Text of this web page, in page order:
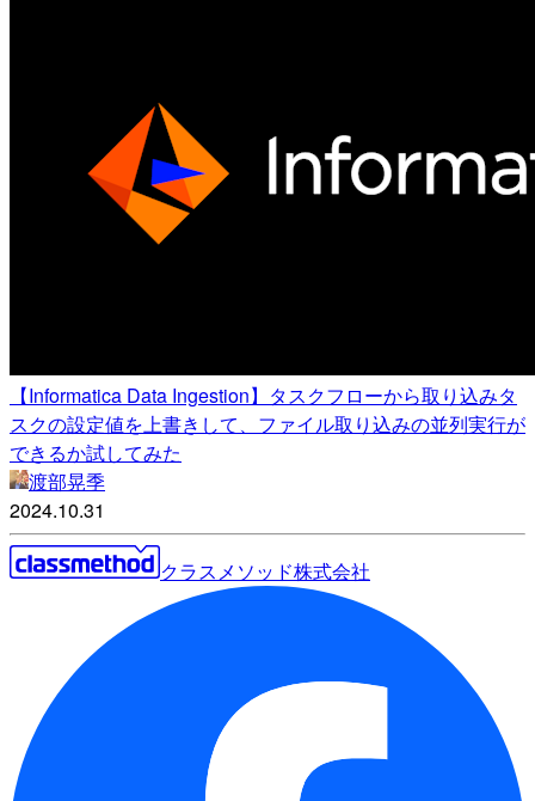
【Informatica Data Ingestion】タスクフローから取り込みタ
スクの設定値を上書きして、ファイル取り込みの並列実行が
できるか試してみた
渡部晃季
2024.10.31
クラスメソッド株式会社